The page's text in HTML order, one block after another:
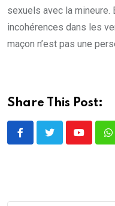
sexuels avec la
incohérences dans les
maçon n’est pas une
Share This Post:
Youtube